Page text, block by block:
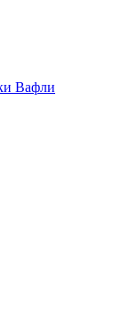
Вафли